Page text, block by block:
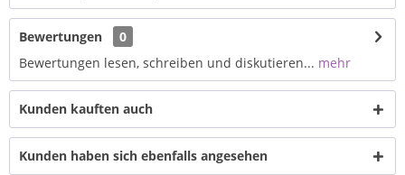
Bewertungen
0
Bewertungen lesen, schreiben und diskutieren... mehr
Kunden kauften auch
Kunden haben sich ebenfalls angesehen